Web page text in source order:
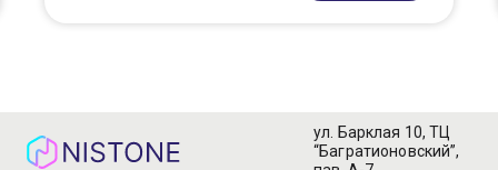
ул. Барклая 10, ТЦ
“Багратионовский”,